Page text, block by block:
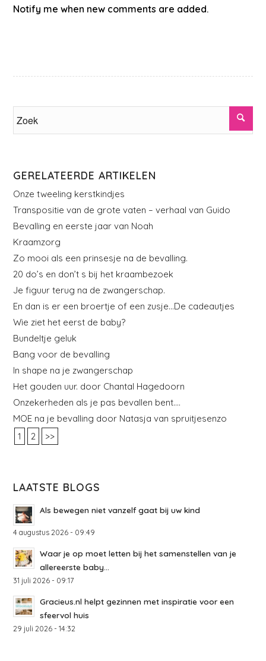
Notify me when new comments are added.
GERELATEERDE ARTIKELEN
Onze tweeling kerstkindjes
Transpositie van de grote vaten – verhaal van Guido
Bevalling en eerste jaar van Noah
Kraamzorg
Zo mooi als een prinsesje na de bevalling.
20 do’s en don’t s bij het kraambezoek
Je figuur terug na de zwangerschap.
En dan is er een broertje of een zusje…De cadeautjes
Wie ziet het eerst de baby?
Bundeltje geluk
Bang voor de bevalling
In shape na je zwangerschap
Het gouden uur. door Chantal Hagedoorn
Onzekerheden als je pas bevallen bent….
MOE na je bevalling door Natasja van spruitjesenzo
1
2 >>
LAATSTE BLOGS
Als bewegen niet vanzelf gaat bij uw kind
4 augustus 2026 - 09:49
Waar je op moet letten bij het samenstellen van je
allereerste baby...
31 juli 2026 - 09:17
Gracieus.nl helpt gezinnen met inspiratie voor een
sfeervol huis
29 juli 2026 - 14:32